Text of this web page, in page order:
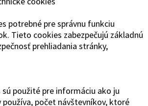
potrebné pre správnu funkciu
Tieto cookies zabezpečujú základnú
prehliadania stránky,
použité pre informáciu ako ju
počet návštevníkov, ktoré